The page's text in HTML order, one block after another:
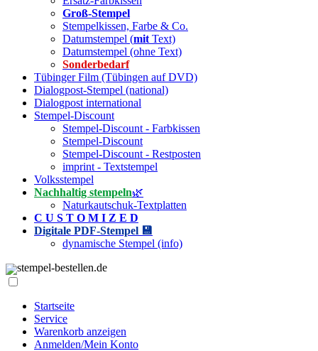
Groß-Stempel
Stempelkissen, Farbe & Co.
Datumstempel (mit Text)
Datumstempel (ohne Text)
Sonderbedarf
Tübinger Film (Tübingen auf DVD)
Dialogpost-Stempel (national)
Dialogpost international
Stempel-Discount
Stempel-Discount - Farbkissen
Stempel-Discount
Stempel-Discount - Restposten
imprint - Textstempel
Volksstempel
Nachhaltig stempeln🌿
Naturkautschuk-Textplatten
C U S T O M I Z E D
Digitale PDF-Stempel 💾
dynamische Stempel (info)
stempel-bestellen.de
Startseite
Service
Warenkorb anzeigen
Anmelden/Mein Konto